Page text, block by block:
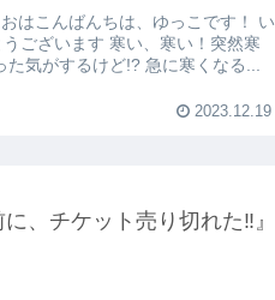
はこんばんちは、ゆっこです！ い
ございます 寒い、寒い！突然寒
気がするけど!? 急に寒くなる...
2023.12.19
、チケット売り切れた‼』